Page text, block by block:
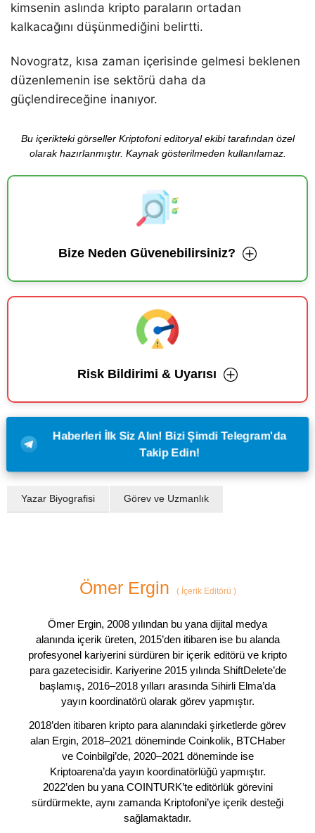
kimsenin aslında kripto paraların ortadan
kalkacağını düşünmediğini belirtti.
Novogratz, kısa zaman içerisinde gelmesi beklenen
düzenlemenin ise sektörü daha da
güçlendireceğine inanıyor.
Bu içerikteki görseller Kriptofoni editoryal ekibi tarafından özel
olarak hazırlanmıştır. Kaynak gösterilmeden kullanılamaz.
Bize Neden Güvenebilirsiniz?
Risk Bildirimi & Uyarısı
Haberleri İlk Siz Alın! Bizi Şimdi Telegram'da
Takip Edin!
Yazar Biyografisi Görev ve Uzmanlık
Ömer Ergin (İçerik Editörü )
Ömer Ergin, 2008 yılından bu yana dijital medya
alanında içerik üreten, 2015’den itibaren ise bu alanda
profesyonel kariyerini sürdüren bir içerik editörü ve kripto
para gazetecisidir. Kariyerine 2015 yılında ShiftDelete’de
başlamış, 2016–2018 yılları arasında Sihirli Elma’da
yayın koordinatörü olarak görev yapmıştır.
2018’den itibaren kripto para alanındaki şirketlerde görev
alan Ergin, 2018–2021 döneminde Coinkolik, BTCHaber
ve Coinbilgi’de, 2020–2021 döneminde ise
Kriptoarena’da yayın koordinatörlüğü yapmıştır.
2022’den bu yana COINTURK’te editörlük görevini
sürdürmekte, aynı zamanda Kriptofoni’ye içerik desteği
sağlamaktadır.